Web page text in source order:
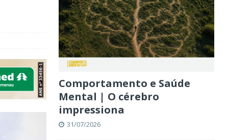
Comportamento e Saúde
Mental | O cérebro
impressiona
31/07/2026